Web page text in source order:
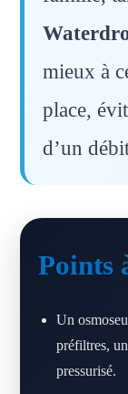
mieux à
place,
d’un
Points
Un
préfiltres,
pressurisé.